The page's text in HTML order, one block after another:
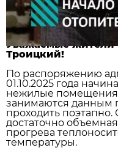
Уважаемые жители
Троицкий!
По распоряжению
01.10.2025 года
нежилые
занимаются данным
проходить
достаточно
прогрева
температуры.